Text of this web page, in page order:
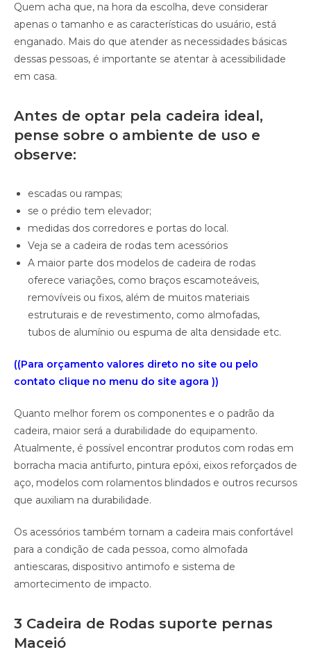
Quem acha que, na hora da escolha, deve considerar
apenas o tamanho e as características do usuário, está
enganado. Mais do que atender as necessidades básicas
dessas pessoas, é importante se atentar à acessibilidade
em casa.
Antes de optar pela cadeira ideal,
pense sobre o ambiente de uso e
observe:
escadas ou rampas;
se o prédio tem elevador;
medidas dos corredores e portas do local.
Veja se a cadeira de rodas tem acessórios
A maior parte dos modelos de cadeira de rodas
oferece variações, como braços escamoteáveis,
removíveis ou fixos, além de muitos materiais
estruturais e de revestimento, como almofadas,
tubos de alumínio ou espuma de alta densidade etc.
((Para orçamento valores direto no site ou pelo
contato clique no menu do site agora ))
Quanto melhor forem os componentes e o padrão da
cadeira, maior será a durabilidade do equipamento.
Atualmente, é possível encontrar produtos com rodas em
borracha macia antifurto, pintura epóxi, eixos reforçados de
aço, modelos com rolamentos blindados e outros recursos
que auxiliam na durabilidade.
Os acessórios também tornam a cadeira mais confortável
para a condição de cada pessoa, como almofada
antiescaras, dispositivo antimofo e sistema de
amortecimento de impacto.
3 Cadeira de Rodas suporte pernas
Maceió